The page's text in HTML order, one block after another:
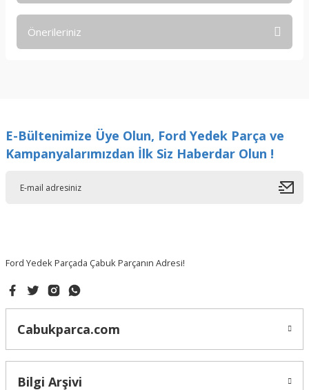
Önerileriniz
Ürün resmi kalitesiz, bozuk veya görüntülenemiyor.
Ürün açıklamasında eksik bilgiler bulunuyor.
Gönder
E-Bültenimize Üye Olun, Ford Yedek Parça ve
Kampanyalarımızdan İlk Siz Haberdar Olun !
Ford Yedek Parçada Çabuk Parçanın Adresi!
Cabukparca.com
Bilgi Arşivi